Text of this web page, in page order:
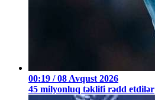
00:19 / 08 Avqust 2026
45 milyonluq təklifi rədd etdilər